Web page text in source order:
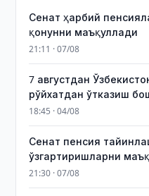
Сенат ҳарбий
қонунни маъқуллади
21:11 · 07/08
7 августдан
рўйхатдан ўтказиш
18:45 · 04/08
Сенат пенсия
ўзгартиришларни
21:30 · 07/08